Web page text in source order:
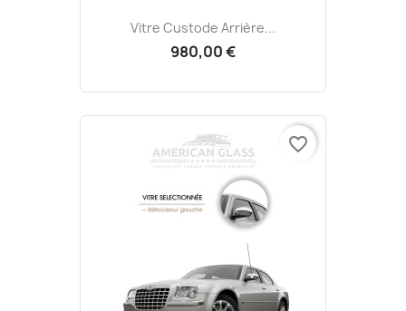
Vitre Custode Arrière...
980,00 €
favorite_border